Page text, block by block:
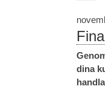
dina